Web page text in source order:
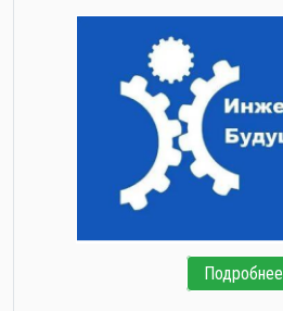
Подробнее